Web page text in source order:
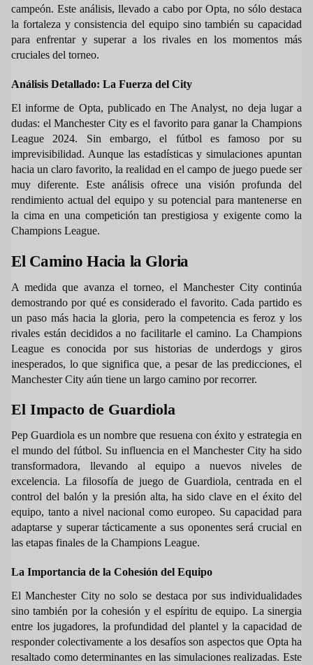
campeón. Este análisis, llevado a cabo por Opta, no sólo destaca
la fortaleza y consistencia del equipo sino también su capacidad
para enfrentar y superar a los rivales en los momentos más
cruciales del torneo.
Análisis Detallado: La Fuerza del City
El informe de Opta, publicado en The Analyst, no deja lugar a
dudas: el Manchester City es el favorito para ganar la Champions
League 2024. Sin embargo, el fútbol es famoso por su
imprevisibilidad. Aunque las estadísticas y simulaciones apuntan
hacia un claro favorito, la realidad en el campo de juego puede ser
muy diferente. Este análisis ofrece una visión profunda del
rendimiento actual del equipo y su potencial para mantenerse en
la cima en una competición tan prestigiosa y exigente como la
Champions League.
El Camino Hacia la Gloria
A medida que avanza el torneo, el Manchester City continúa
demostrando por qué es considerado el favorito. Cada partido es
un paso más hacia la gloria, pero la competencia es feroz y los
rivales están decididos a no facilitarle el camino. La Champions
League es conocida por sus historias de underdogs y giros
inesperados, lo que significa que, a pesar de las predicciones, el
Manchester City aún tiene un largo camino por recorrer.
El Impacto de Guardiola
Pep Guardiola es un nombre que resuena con éxito y estrategia en
el mundo del fútbol. Su influencia en el Manchester City ha sido
transformadora, llevando al equipo a nuevos niveles de
excelencia. La filosofía de juego de Guardiola, centrada en el
control del balón y la presión alta, ha sido clave en el éxito del
equipo, tanto a nivel nacional como europeo. Su capacidad para
adaptarse y superar tácticamente a sus oponentes será crucial en
las etapas finales de la Champions League.
La Importancia de la Cohesión del Equipo
El Manchester City no solo se destaca por sus individualidades
sino también por la cohesión y el espíritu de equipo. La sinergia
entre los jugadores, la profundidad del plantel y la capacidad de
responder colectivamente a los desafíos son aspectos que Opta ha
resaltado como determinantes en las simulaciones realizadas. Este